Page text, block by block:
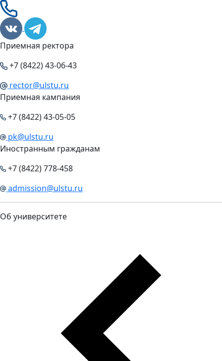
Приемная ректора
+7 (8422) 43-06-43
rector@ulstu.ru
Приемная кампания
+7 (8422) 43-05-05
pk@ulstu.ru
Иностранным гражданам
+7 (8422) 778-458
admission@ulstu.ru
Об университете